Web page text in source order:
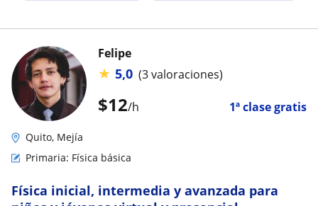
$12/h 1ª clase gratis
Felipe
★ 5,0 (3 valoraciones)
Quito, Mejía
Primaria: Física básica
Física inicial, intermedia y avanzada para